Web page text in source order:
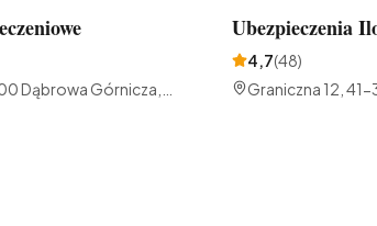
Dąbrowa Górnicza,
Ubezpieczenia
4,7(48)
Graniczna 12,